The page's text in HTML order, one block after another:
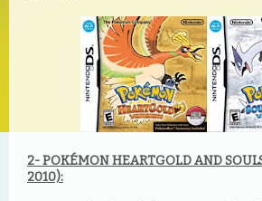
2- POKÉMON HEARTGOLD AND
2010):